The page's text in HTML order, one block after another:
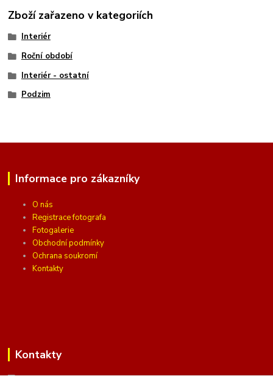
Zboží zařazeno v kategoriích
Interiér
Roční období
Interiér - ostatní
Podzim
Informace pro zákazníky
O nás
Registrace fotografa
Fotogalerie
Obchodní podmínky
Ochrana soukromí
Kontakty
Kontakty